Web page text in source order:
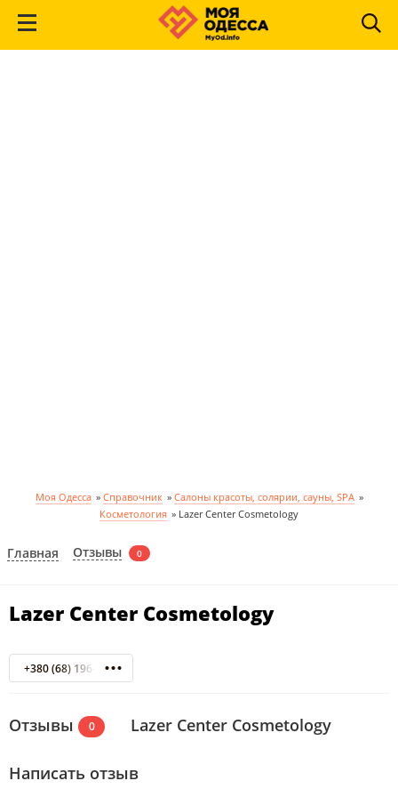
Моя Одесса » Справочник » Салоны красоты, солярии, сауны, SPA »
Косметология » Lazer Center Cosmetology
Главная Отзывы 0
Lazer Center Cosmetology
+380 (68) 196-50-50
Отзывы 0 Lazer Center Cosmetology
Написать отзыв